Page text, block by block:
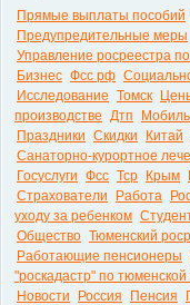
Прямые выплаты пособий
Предупредительные меры
Управление росреестра
Бизнес Фсс рф
Исследование Томск
производстве Дтп
Праздники Скидки Китай
Санаторно-курортное
Госуслуги Фсс Тср Крым
Страхователи
Работа
уходу за ребенком
Общество Тюменский
Работающие пенсионеры
"роскадастр" по тюменской
Новости
Россия Пенсия